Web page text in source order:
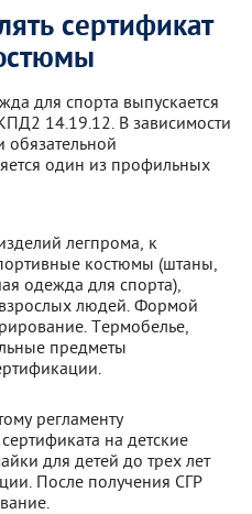
сертификат
для спорта выпускается
14.19.12. В зависимости
обязательной
один из профильных
легпрома, к
костюмы (штаны,
одежда для спорта),
людей. Формой
Термобелье,
предметы
регламенту
на детские
для детей до трех лет
После получения СГР